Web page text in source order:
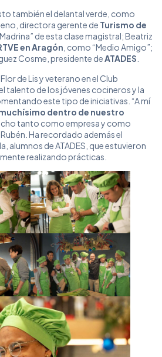
también el delantal verde, como
directora gerente de Turismo de
de esta clase magistral; Beatriz
en Aragón , como “Medio Amigo”;
Cosme, presidente deATADES
de Lis y veterano en el Club
talento de los jóvenes cocineros y la
este tipo de iniciativas. “A mí
dentro de nuestro
tanto como empresa y como
Ha recordado además el
alumnos de ATADES, que estuvieron
realizando prácticas.